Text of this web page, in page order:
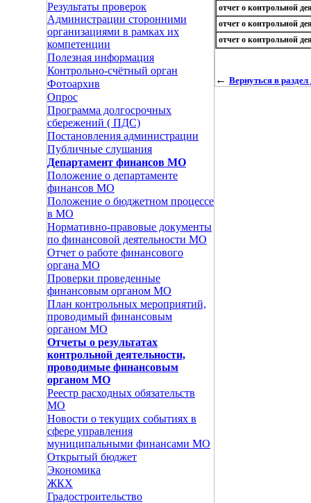
Результаты проверок
Администрации сторонними
организациями в рамках их
компетенции
Полезная информация
Контрольно-счётный орган
Фотоархив
Опрос
Программа долгосрочных
сбережений ( ПДС)
Постановления администрации
Публичные слушания
Департамент финансов МО
Положение о департаменте
финансов МО
Положение о бюджетном процессе
в МО
Нормативно-правовые документы
по финансовой деятельности МО
Отчет о работе финансового
органа МО
Проверки проведенные
финансовым органом МО
План контрольных мероприятий,
проводимый финансовым
органом МО
Отчеты о результатах
контрольной деятельности,
проводимые финансовым
органом МО
Реестр расходных обязательств
МО
Новости о текущих событиях в
сфере управления
муниципальными финансами МО
Открытый бюджет
Экономика
ЖКХ
Градостроительство
отчет о контрольной
отчет о контрольной
отчет о контрольной
← Вернуться в